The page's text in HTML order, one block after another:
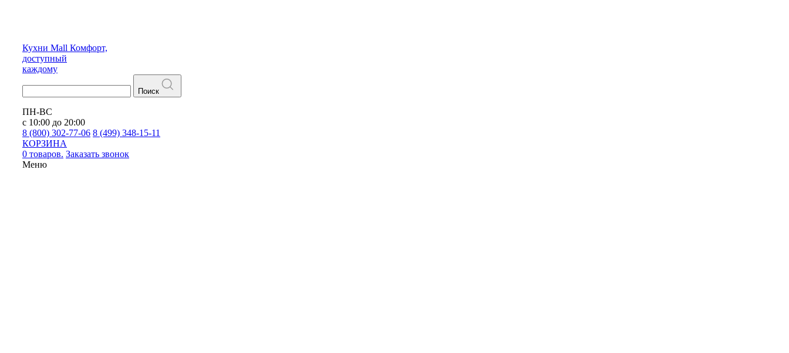
Кухни Mall Комфорт,
доступный
каждому
Поиск
ПН-ВС
с 10:00 до 20:00
8 (800) 302-77-06 8 (499) 348-15-11
КОРЗИНА
0 товаров. Заказать звонок
Меню